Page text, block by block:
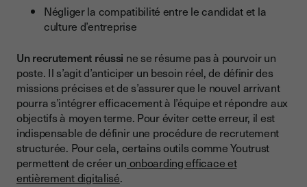
Négliger la compatibilité entre le candidat et la
culture d’entreprise
Un recrutement réussi ne se résume pas à pourvoir un
poste. Il s’agit d’anticiper un besoin réel, de définir des
missions précises et de s’assurer que le nouvel arrivant
pourra s’intégrer efficacement à l’équipe et répondre aux
objectifs à moyen terme. Pour éviter cette erreur, il est
indispensable de définir une procédure de recrutement
structurée. Pour cela, certains outils comme Youtrust
permettent de créer un onboarding efficace et
entièrement digitalisé.